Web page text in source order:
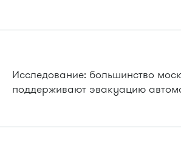
Исследование: большинство
поддерживают эвакуацию